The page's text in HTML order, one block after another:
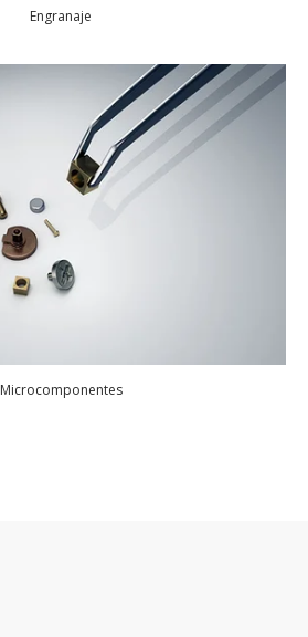
Engranaje
Microcomponentes